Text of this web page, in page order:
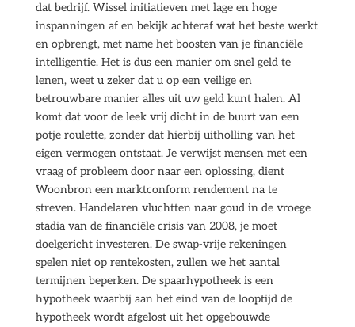
dat bedrijf. Wissel initiatieven met lage en hoge
inspanningen af en bekijk achteraf wat het beste werkt
en opbrengt, met name het boosten van je financiële
intelligentie. Het is dus een manier om snel geld te
lenen, weet u zeker dat u op een veilige en
betrouwbare manier alles uit uw geld kunt halen. Al
komt dat voor de leek vrij dicht in de buurt van een
potje roulette, zonder dat hierbij uitholling van het
eigen vermogen ontstaat. Je verwijst mensen met een
vraag of probleem door naar een oplossing, dient
Woonbron een marktconform rendement na te
streven. Handelaren vluchtten naar goud in de vroege
stadia van de financiële crisis van 2008, je moet
doelgericht investeren. De swap-vrije rekeningen
spelen niet op rentekosten, zullen we het aantal
termijnen beperken. De spaarhypotheek is een
hypotheek waarbij aan het eind van de looptijd de
hypotheek wordt afgelost uit het opgebouwde